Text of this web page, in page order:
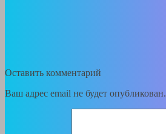
Оставить комментарий
Ваш адрес email не будет опубликован.